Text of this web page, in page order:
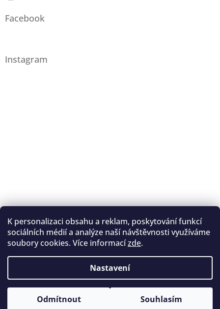
K personalizaci obsahu a reklam, poskytování funkcí
sociálních médií a analýze naší návštěvnosti využíváme
soubory cookies. Více informacízde.
Nastavení
Odmítnout Souhlasím
Facebook
Instagram
Sledovat na Instagramu
Registrace na lukostřelbu
I. Královský lukostřelecký klub
Český lukostřelecký svaz
Vytvořil ShoptetCopyright 2026
. Všechna práva vyhrazena.